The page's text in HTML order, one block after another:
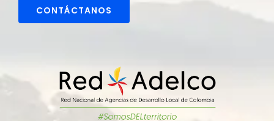
Comunicaciones
Transparencia y ética empresarial
CONTÁCTANOS